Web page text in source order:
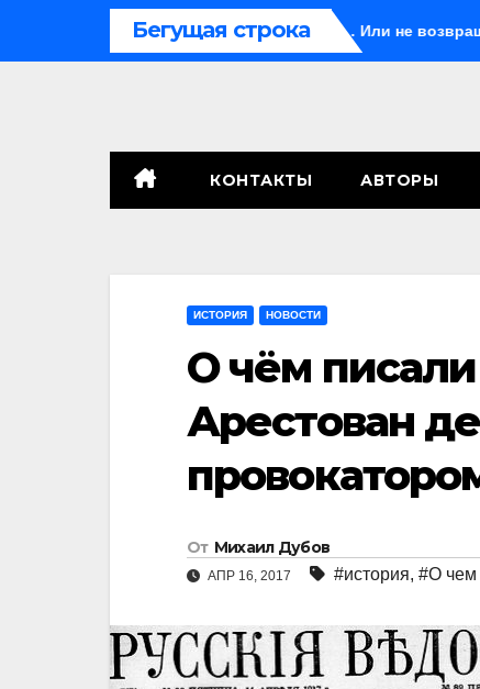
Бегущая строка
Иногда они возвращаются… Или не возвращаются
КОНТАКТЫ АВТОРЫ
ИСТОРИЯ НОВОСТИ
О чём писали
Арестован
От Михаил Дубов
АПР 16, 2017 #история, #О чем